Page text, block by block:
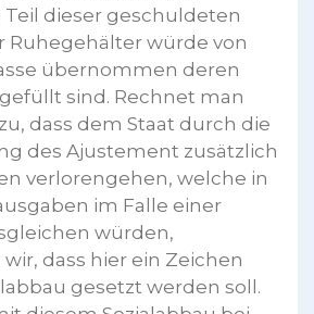
dieser geschuldeten
Ruhegehälter würde von
übernommen deren
sind. Rechnet man
dass dem Staat durch die
des Ajustement zusätzlich
verlorengehen, welche in
im Falle einer
würden,
dass hier ein Zeichen
gesetzt werden soll.